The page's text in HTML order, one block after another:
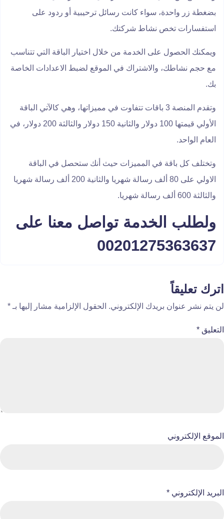
بضغطة زر واحدة، سواء كانت رسائل ترحيبية أو ردود على
استفسارات تخص نشاط شركتك.
ويمكنك الحصول على الخدمة من خلال اختيار الباقة التي تتناسب
مع حجم نشاطك، والاشتراك في الموقع لضبط الاعدادات الخاصة
بك.
وتقدم المنصة 3 باقات تتفاوت في مميزاتها، وهي كالآتي الباقة
الأولي قيمتها 100 دولار والثانية 150 دولار والثالثة 200 دولار، في
العام الواحد.
وتختلف كل باقة في المميزات حيث أنك ستحصل في الباقة
الاولي على 80 ألف رسالة شهريا والثانية 200 ألف رسالة شهريا
والثالثة 600 ألف رسالة شهريا.
ولطلب الخدمة تواصل معنا على
00201275363637
اترك تعليقاً
لن يتم نشر عنوان بريدك الإلكتروني. الحقول الإلزامية مشار إليها بـ *
التعليق *
البريد الإلكتروني *
الموقع الإلكتروني